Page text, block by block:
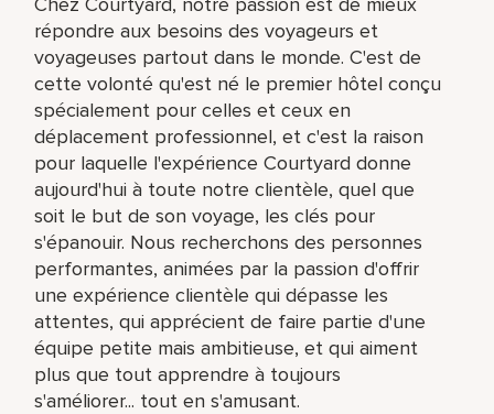
répondre aux besoins des voyageurs et
voyageuses partout dans le monde. C'est de
cette volonté qu'est né le premier hôtel conçu
spécialement pour celles et ceux en
déplacement professionnel, et c'est la raison
pour laquelle l'expérience Courtyard donne
aujourd'hui à toute notre clientèle, quel que
soit le but de son voyage, les clés pour
s'épanouir. Nous recherchons des personnes
performantes, animées par la passion d'offrir
une expérience clientèle qui dépasse les
attentes, qui apprécient de faire partie d'une
équipe petite mais ambitieuse, et qui aiment
plus que tout apprendre à toujours
s'améliorer... tout en s'amusant.